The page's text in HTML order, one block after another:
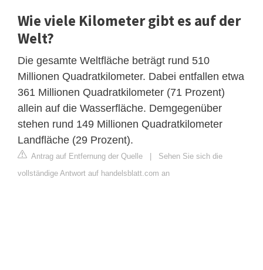
Wie viele Kilometer gibt es auf der
Welt?
Die gesamte Weltfläche beträgt rund 510
Millionen Quadratkilometer. Dabei entfallen etwa
361 Millionen Quadratkilometer (71 Prozent)
allein auf die Wasserfläche. Demgegenüber
stehen rund 149 Millionen Quadratkilometer
Landfläche (29 Prozent).
Antrag auf Entfernung der Quelle
Sehen Sie sich die
vollständige Antwort auf handelsblatt.com an